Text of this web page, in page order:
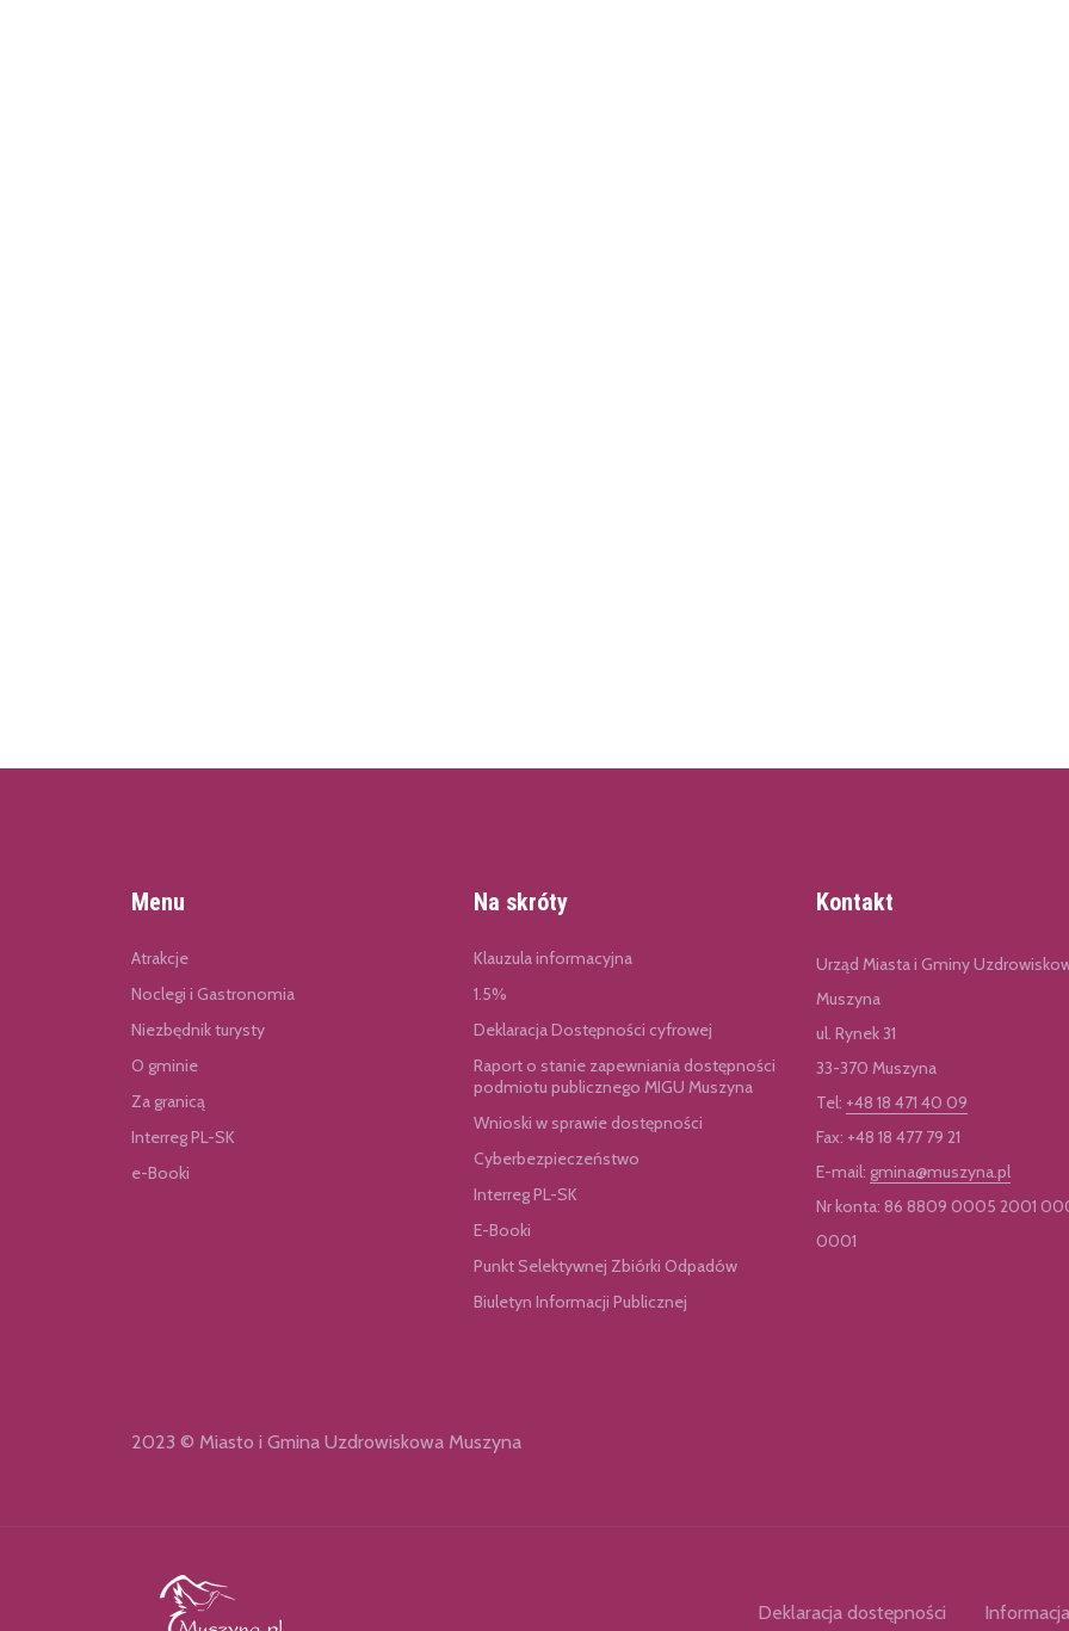
Menu
Atrakcje
Noclegi i Gastronomia
Niezbędnik turysty
O gminie
Za granicą
Interreg PL-SK
e-Booki
Na skróty
Klauzula informacyjna
1.5%
Deklaracja Dostępności cyfrowej
Raport o stanie zapewniania dostępności
podmiotu publicznego MIGU Muszyna
Wnioski w sprawie dostępności
Cyberbezpieczeństwo
Interreg PL-SK
E-Booki
Punkt Selektywnej Zbiórki Odpadów
Biuletyn Informacji Publicznej
Kontakt
Urząd Miasta i Gminy
Muszyna
ul. Rynek 31
33-370 Muszyna
Tel: +48 18 471 40 09
Fax: +48 18 477 79 21
E-mail: gmina@muszyna.pl
Nr konta: 86 8809 0005 2001
0001
2023 © Miasto i Gmina Uzdrowiskowa Muszyna
Deklaracja dostępności